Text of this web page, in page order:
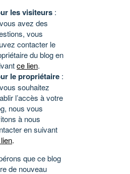
les visiteurs :
avez des
vous
contacter le
du blog en
ce lien.
le propriétaire :
souhaitez
l’accès à votre
nous vous
à nous
en suivant
.
que ce blog
de nouveau